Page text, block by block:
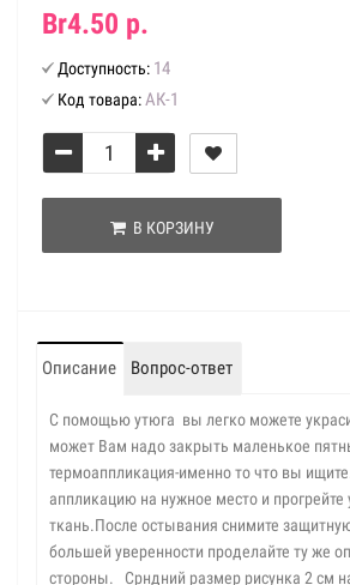
Br4.50 р.
Доступность: 14
Код товара:АК-1
В КОРЗИНУ
Описание Вопрос-ответ
С помощью утюга вы легко можете
может Вам надо закрыть маленькое
термоаппликация-именно то что вы
аппликацию на нужное место и
ткань.После остывания снимите
большей уверенности проделайте ту же
стороны. Срндний размер рисунка 2 см